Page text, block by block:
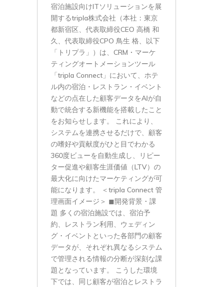
宿泊施設向けITソリューションを展
開するtripla株式会社（本社：東京
都新宿区、代表取締役CEO 高橋 和
久、代表取締役CPO 鳥生 格、以下
「トリプラ」）は、CRM・マーケ
ティングオートメーションツール
「tripla Connect」において、ホテ
ル内の宿泊・レストラン・イベント
などの点在した顧客データをAIが自
動で統合する新機能を搭載したこと
をお知らせします。 これにより、
システムを連携させるだけで、顧客
の嗜好や貢献度がひと目でわかる
360度ビューを自動生成し、リピー
ター促進や顧客生涯価値（LTV）の
最大化に向けたマーケティングが可
能になります。 ＜tripla Connect 管
理画面イメージ＞ ◼︎開発背景・課
題 多くの宿泊施設では、宿泊予
約、レストラン利用、ウェディン
グ・イベントといった各部門の顧客
データが、それぞれ異なるシステム
で管理される情報の分断が深刻な課
題となっています。 こうした環境
下では、同じ顧客が宿泊とレストラ